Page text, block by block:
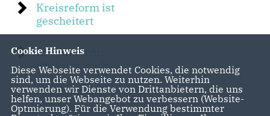
Kreisreform ist
gescheitert
Kreisreform
wird nur noch
durch Angst vor
Machtverlust
getragen
Cookie Hinweis
Diese Webseite verwendet Cookies, die notwendig
sind, um die Webseite zu nutzen. Weiterhin
verwenden wir Dienste von Drittanbietern, die uns
helfen, unser Webangebot zu verbessern (Website-
Optmierung). Für die Verwendung bestimmter